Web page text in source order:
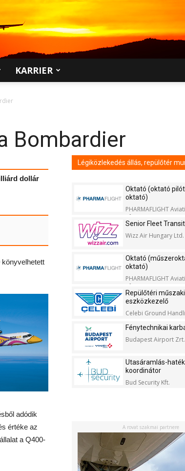
KARRIER
Bombardier
dollár
adódik
értéke az
a Q400-
Légiközlekedés állás, repülőtér
Oktató (oktató
oktató)
PHARMAFLIGHT
Kft.
Senior Fleet
Wizz Air Hungary Ltd.
Oktató
oktató)
PHARMAFLIGHT
Kft.
Repülőtéri műszaki
eszközkezelő
Celebi Ground
Fénytechnikai
Budapest Airport Zrt.
Utasáramlás-
koordinátor
Bud Security Kft.
A rovat szakmai partnere